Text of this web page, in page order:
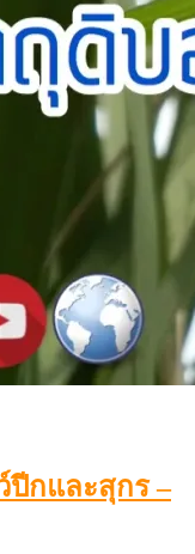
ปีกและสุกร –